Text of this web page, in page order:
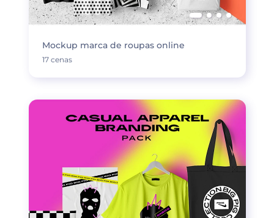
Mockup marca de roupas online
17 cenas